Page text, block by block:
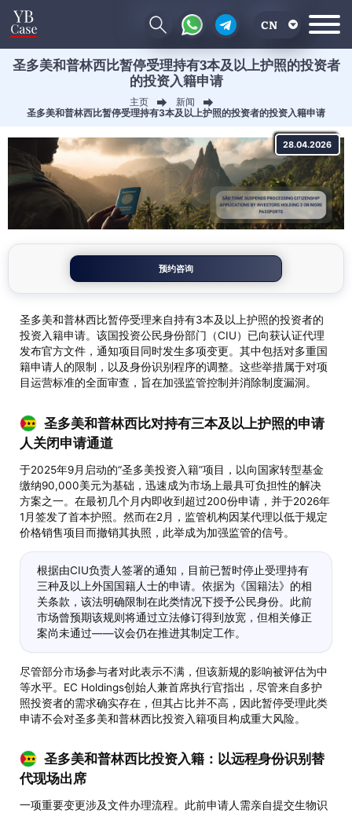
CN
EN
圣多美和普林西比暂停受理持有3本及以上护照的投资者
的投资入籍申请
主页
新闻
圣多美和普林西比暂停受理持有3本及以上护照的投资者的投资入籍申请
28.04.2026
预约咨询
圣多美和普林西比暂停受理来自持有3本及以上护照的投资者的
投资入籍申请。该国投资公民身份部门（CIU）已向获认证代理
发布官方文件，通知项目同时发生多项变更。其中包括对多重国
籍申请人的限制，以及身份识别程序的调整。这些举措属于对项
目运营标准的全面审查，旨在加强监管控制并消除制度漏洞。
圣多美和普林西比对持有三本及以上护照的申请
人关闭申请通道
于2025年9月启动的“圣多美投资入籍”项目，以向国家转型基金
缴纳90,000美元为基础，迅速成为市场上最具可负担性的解决
方案之一。在最初几个月内即收到超过200份申请，并于2026年
1月签发了首本护照。然而在2月，监管机构因某代理以低于规定
价格销售项目而撤销其执照，此举成为加强监管的信号。
根据由CIU负责人签署的通知，目前已暂时停止受理持有
三种及以上外国国籍人士的申请。依据为《国籍法》的相
关条款，该法明确限制在此类情况下授予公民身份。此前
市场曾预期该规则将通过立法修订得到放宽，但相关修正
案尚未通过——议会仍在推进其制定工作。
尽管部分市场参与者对此表示不满，但该新规的影响被评估为中
等水平。EC Holdings创始人兼首席执行官指出，尽管来自多护
照投资者的需求确实存在，但其占比并不高，因此暂停受理此类
申请不会对圣多美和普林西比投资入籍项目构成重大风险。
圣多美和普林西比投资入籍：以远程身份识别替
代现场出席
一项重要变更涉及文件办理流程。此前申请人需亲自提交生物识